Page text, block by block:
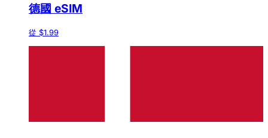
德國 eSIM
從 $1.99